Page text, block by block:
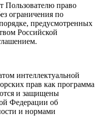
Пользователю право
ограничения по
предусмотренных
Российской
интеллектуальной
прав как программа
и защищены
Федерации об
и нормами